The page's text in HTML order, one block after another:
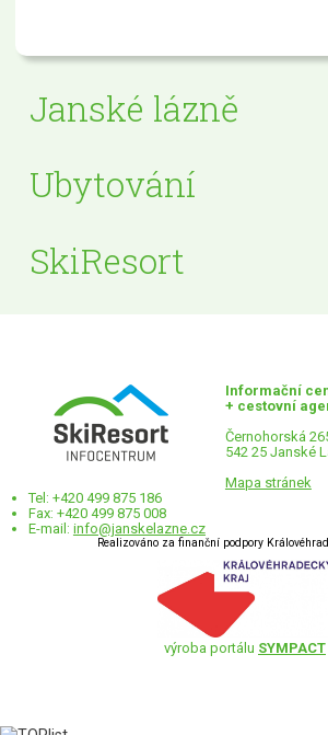
Janské lázně
Ubytování
SkiResort
Informační
+ cestovní
Černohorská
542 25 Janské
Mapa stránek
Tel: +420 499 875 186
Fax: +420 499 875 008
E-mail: info@janskelazne.cz
Realizováno za finanční podpory
výroba portálu SYMPACT